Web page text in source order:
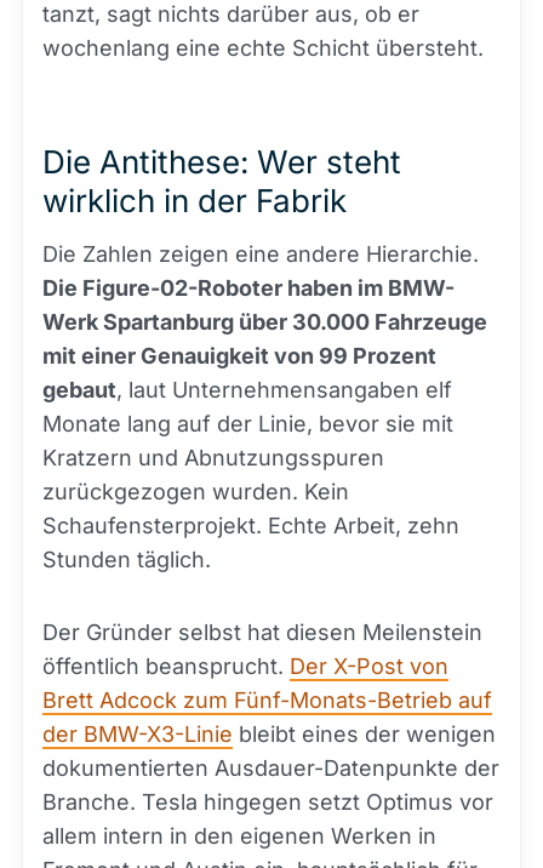
tanzt, sagt nichts darüber aus, ob er
wochenlang eine echte Schicht übersteht.
Die Antithese: Wer steht
wirklich in der Fabrik
Die Zahlen zeigen eine andere Hierarchie.
Die Figure-02-Roboter haben im BMW-
Werk Spartanburg über 30.000 Fahrzeuge
mit einer Genauigkeit von 99 Prozent
gebaut, laut Unternehmensangaben elf
Monate lang auf der Linie, bevor sie mit
Kratzern und Abnutzungsspuren
zurückgezogen wurden. Kein
Schaufensterprojekt. Echte Arbeit, zehn
Stunden täglich.
Der Gründer selbst hat diesen Meilenstein
öffentlich beansprucht. Der X-Post von
Brett Adcock zum Fünf-Monats-Betrieb auf
der BMW-X3-Linie bleibt eines der wenigen
dokumentierten Ausdauer-Datenpunkte der
Branche. Tesla hingegen setzt Optimus vor
allem intern in den eigenen Werken in